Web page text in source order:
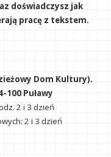
doświadczysz jak
pracę z tekstem.
Dom Kultury).
100 Puławy
2 i 3 dzień
2 i 3 dzień